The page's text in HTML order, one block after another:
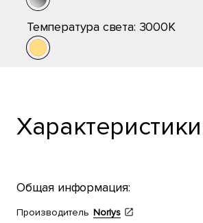
Температура света: 3000K
Общая информация:
Производитель Norlys